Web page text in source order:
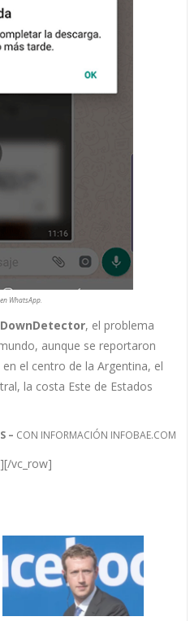
WhatsApp.
DownDetector, el problema
aunque se reportaron
el centro de la Argentina, el
la costa Este de Estados
– CON INFORMACIÓN INFOBAE.COM
vc_row]